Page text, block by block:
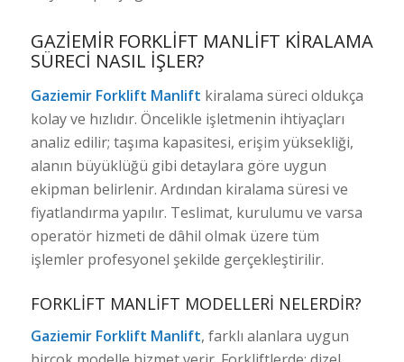
GAZIEMIR FORKLIFT MANLIFT KIRALAMA
SÜRECI NASIL İŞLER?
Gaziemir Forklift Manlift kiralama süreci oldukça
kolay ve hızlıdır. Öncelikle işletmenin ihtiyaçları
analiz edilir; taşıma kapasitesi, erişim yüksekliği,
alanın büyüklüğü gibi detaylara göre uygun
ekipman belirlenir. Ardından kiralama süresi ve
fiyatlandırma yapılır. Teslimat, kurulumu ve varsa
operatör hizmeti de dâhil olmak üzere tüm
işlemler profesyonel şekilde gerçekleştirilir.
FORKLIFT MANLIFT MODELLERI NELERDIR?
Gaziemir Forklift Manlift, farklı alanlara uygun